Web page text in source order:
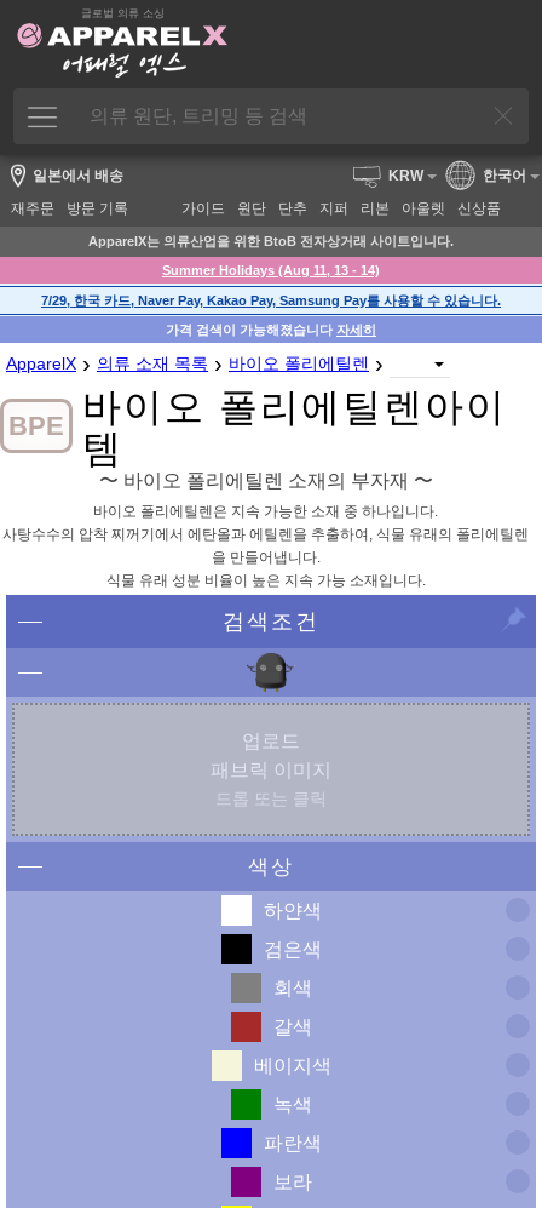
글로벌 의류 소싱
일본에서 배송
재주문
방문 기록 가이드 원단 단추 지퍼 리본 아울렛 신상품
KRW 한국어
ApparelX는 의류산업을 위한 BtoB 전자상거래 사이트입니다.
Summer Holidays (Aug 11, 13 - 14)
7/29, 한국 카드, Naver Pay, Kakao Pay, Samsung Pay를 사용할 수 있습니다.
가격 검색이 가능해졌습니다 자세히
ApparelX › 의류 소재 목록 › 바이오 폴리에틸렌 ›
BPE
바이오 폴리에틸렌아이
템
〜 바이오 폴리에틸렌 소재의 부자재 〜
바이오 폴리에틸렌은 지속 가능한 소재 중 하나입니다.
사탕수수의 압착 찌꺼기에서 에탄올과 에틸렌을 추출하여, 식물 유래의 폴리에틸렌
을 만들어냅니다.
식물 유래 성분 비율이 높은 지속 가능 소재입니다.
검색조건
업로드
패브릭 이미지
드롭 또는 클릭
색상
하얀색
검은색
회색
갈색
베이지색
녹색
파란색
보라